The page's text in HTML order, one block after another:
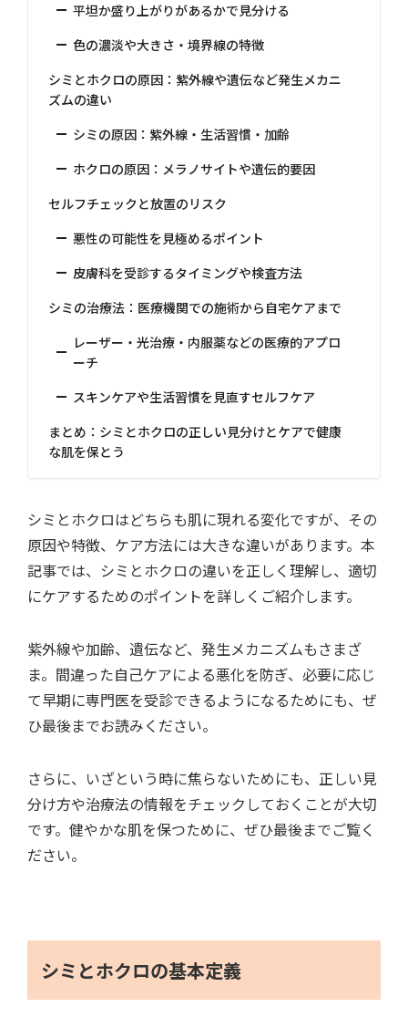
平坦か盛り上がりがあるかで見分ける
色の濃淡や大きさ・境界線の特徴
シミとホクロの原因：紫外線や遺伝など発生メカニ
ズムの違い
シミの原因：紫外線・生活習慣・加齢
ホクロの原因：メラノサイトや遺伝的要因
セルフチェックと放置のリスク
悪性の可能性を見極めるポイント
皮膚科を受診するタイミングや検査方法
シミの治療法：医療機関での施術から自宅ケアまで
レーザー・光治療・内服薬などの医療的アプロ
ーチ
スキンケアや生活習慣を見直すセルフケア
まとめ：シミとホクロの正しい見分けとケアで健康
な肌を保とう
シミとホクロはどちらも肌に現れる変化ですが、その
原因や特徴、ケア方法には大きな違いがあります。本
記事では、シミとホクロの違いを正しく理解し、適切
にケアするためのポイントを詳しくご紹介します。
紫外線や加齢、遺伝など、発生メカニズムもさまざ
ま。間違った自己ケアによる悪化を防ぎ、必要に応じ
て早期に専門医を受診できるようになるためにも、ぜ
ひ最後までお読みください。
さらに、いざという時に焦らないためにも、正しい見
分け方や治療法の情報をチェックしておくことが大切
です。健やかな肌を保つために、ぜひ最後までご覧く
ださい。
シミとホクロの基本定義